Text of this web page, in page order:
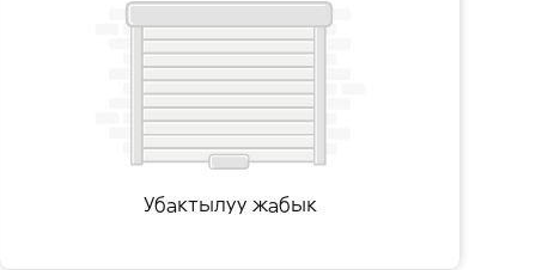
Убактылуу жабык